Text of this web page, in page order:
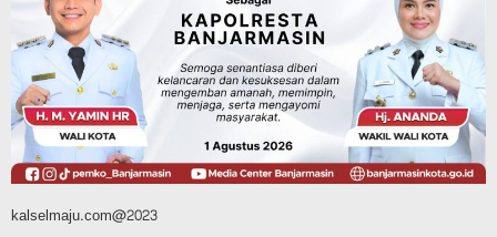
Silaturahmi ke DPRD Balangan, Kapolres
AKBP Arif Mansyur Perkuat Koordinasi
Keamanan Daerah
Agustus 6, 2026
kalselmaju.com@2023